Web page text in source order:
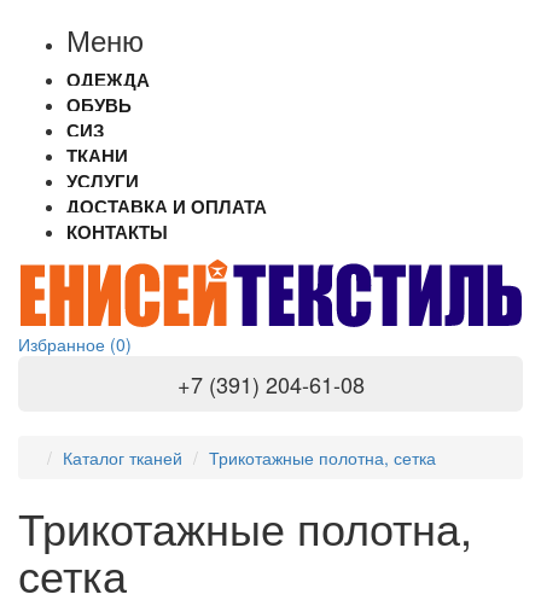
Меню
ОДЕЖДА
ОБУВЬ
СИЗ
ТКАНИ
УСЛУГИ
ДОСТАВКА И ОПЛАТА
КОНТАКТЫ
Избранное (0)
+7 (391) 204-61-08
Каталог тканей Трикотажные полотна, сетка
Трикотажные полотна,
сетка